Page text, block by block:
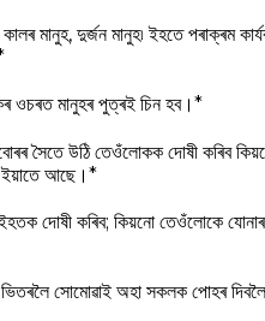
দুর্জন মানুহ৷ ইহতে পৰাক্ৰম
ওচৰত মানুহৰ পুত্ৰই চিন হব।*
সৈতে উঠি তেওঁলোকক দোষী কৰিব
ইয়াতে আছে।*
দোষী কৰিব; কিয়নো তেওঁলোকে
সোমোৱাই অহা সকলক পোহৰ